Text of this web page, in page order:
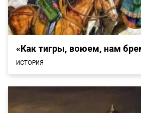
«Как тигры, воюем, нам
ИСТОРИЯ